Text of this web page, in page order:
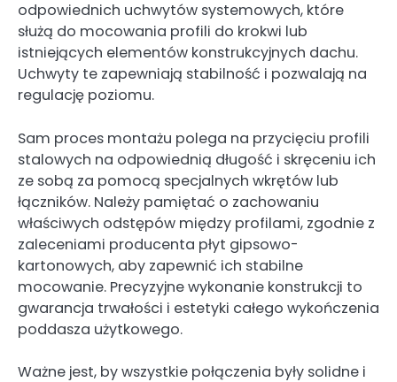
odpowiednich uchwytów systemowych, które
służą do mocowania profili do krokwi lub
istniejących elementów konstrukcyjnych dachu.
Uchwyty te zapewniają stabilność i pozwalają na
regulację poziomu.
Sam proces montażu polega na przycięciu profili
stalowych na odpowiednią długość i skręceniu ich
ze sobą za pomocą specjalnych wkrętów lub
łączników. Należy pamiętać o zachowaniu
właściwych odstępów między profilami, zgodnie z
zaleceniami producenta płyt gipsowo-
kartonowych, aby zapewnić ich stabilne
mocowanie. Precyzyjne wykonanie konstrukcji to
gwarancja trwałości i estetyki całego wykończenia
poddasza użytkowego.
Ważne jest, by wszystkie połączenia były solidne i